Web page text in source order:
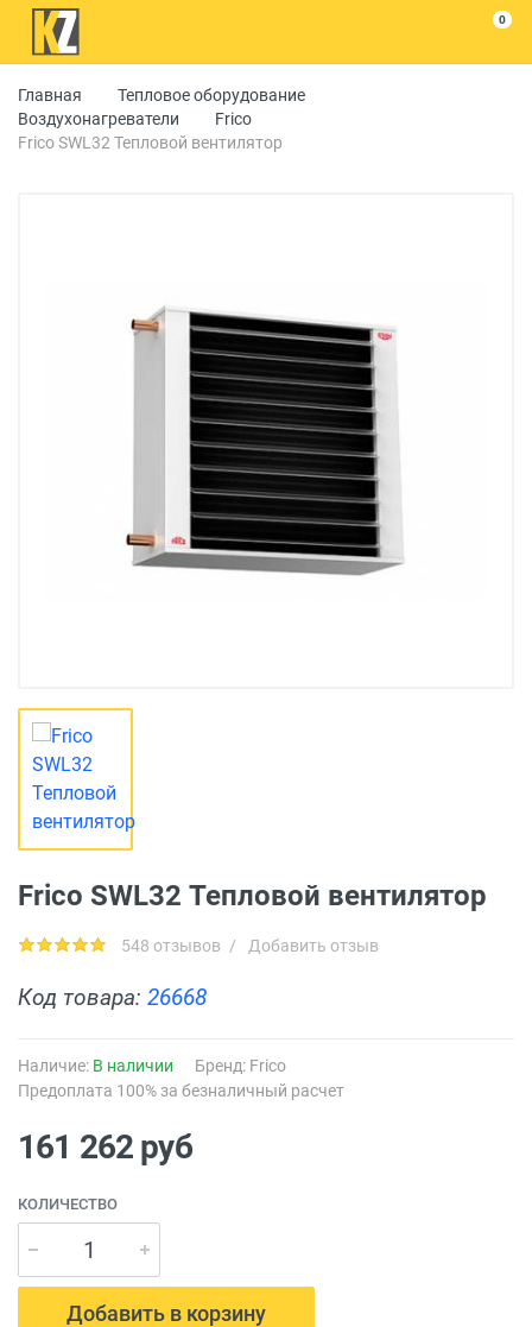
0
Главная
Тепловое оборудование
Воздухонагреватели
Frico
Frico SWL32 Тепловой вентилятор
Frico SWL32 Тепловой вентилятор
548 отзывов / Добавить отзыв
Код товара: 26668
Наличие: В наличии Бренд: Frico
Предоплата 100% за безналичный расчет
161 262 руб
КОЛИЧЕСТВО
Добавить в корзину